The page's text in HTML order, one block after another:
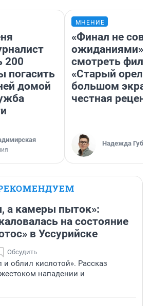
200
погасить
домой
МНЕНИЕ
«Финал не
ожиданиями»:
смотреть
«Старый орел»
большом
честная
Надежда
а камеры пыток»:
на состояние
в Уссурийске
Обсудить
и облил кислотой». Рассказ
нападении и